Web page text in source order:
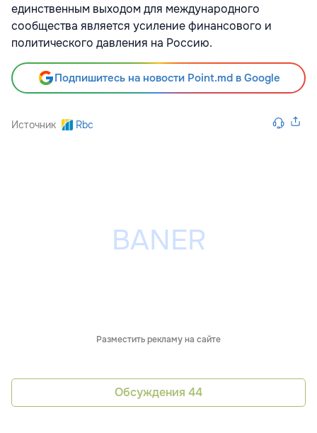
единственным выходом для международного
сообщества является усиление финансового и
политического давления на Россию.
Подпишитесь на новости Point.md в Google
Источник Rbc
Разместить рекламу на сайте
Обсуждения 44